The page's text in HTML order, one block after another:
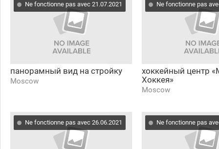
Ne fonctionne pas avec 21.07.2021
панорамный вид на стройку
Moscow
Ne fonctionne pas
хоккейный центр
Хоккея»
Moscow
Ne fonctionne pas avec 26.06.2021 Ne fonctionne pas